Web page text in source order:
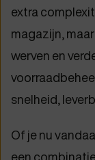
extra
magazijn,
werven en
snelheid,
Of je nu